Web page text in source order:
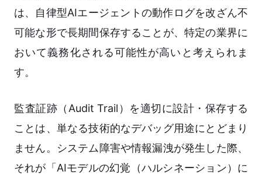
は、自律型AIエージェントの動作ログを改ざん不
可能な形で長期間保存することが、特定の業界に
おいて義務化される可能性が高いと考えられま
す。
監査証跡（Audit Trail）を適切に設計・保存する
ことは、単なる技術的なデバッグ用途にとどまり
ません。システム障害や情報漏洩が発生した際、
それが「AIモデルの幻覚（ハルシネーション）に